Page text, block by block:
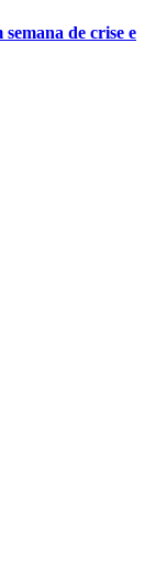
de crise e